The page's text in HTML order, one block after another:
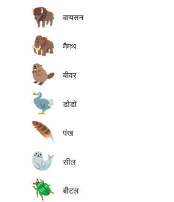
🦬 बायसन
🦣 मैमथ
🦫 बीवर
🦤 डोडो
🪶 पंख
🦭 सील
🪲 बीटल